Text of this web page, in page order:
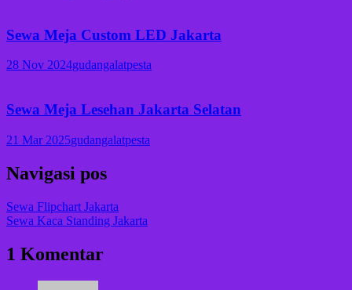
Sewa Meja Custom LED Jakarta
28 Nov 2024gudangalatpesta
Sewa Meja Lesehan Jakarta Selatan
21 Mar 2025gudangalatpesta
Navigasi pos
Sewa Flipchart Jakarta
Sewa Kaca Standing Jakarta
1 Komentar